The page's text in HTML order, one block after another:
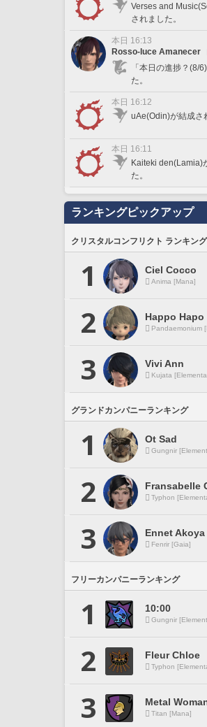
Verses and
されました。
本日 16:13
Rosso-luce Amanecer
「本日の進捗？(8/
た。
本日 16:12
uAe(Odin)が結成さ
本日 16:11
Kaiteki den(Lamia)
た。
ランキングピックアップ
クリスタルコンフリクト ランキング
1 Ciel Cocco
Anima [Mana]
2 Happo Hapo
Pandaemonium
3 Vivi Ann
Kujata
グランドカンパニーランキング
1 Ot Sad
Gungnir
2 Fransabelle
Typhon
3 Ennet Akoya
Fenrir [Gaia]
フリーカンパニーランキング
1 10:00
Gungnir
2 Fleur Chloe
Typhon
3 Metal
Titan [Mana]